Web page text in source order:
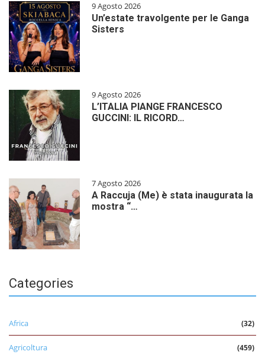
9 Agosto 2026
Un’estate travolgente per le Ganga
Sisters
9 Agosto 2026
L’ITALIA PIANGE FRANCESCO
GUCCINI: IL RICORD…
7 Agosto 2026
A Raccuja (Me) è stata inaugurata la
mostra “…
Categories
Africa (32)
Agricoltura (459)